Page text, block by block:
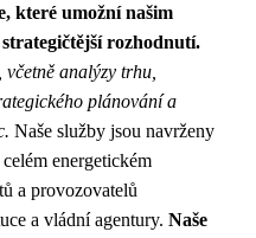
které umožní našim
rozhodnutí.
analýzy trhu,
plánování a
Naše služby jsou navrženy
energetickém
a provozovatelů
a vládní agentury. Naše